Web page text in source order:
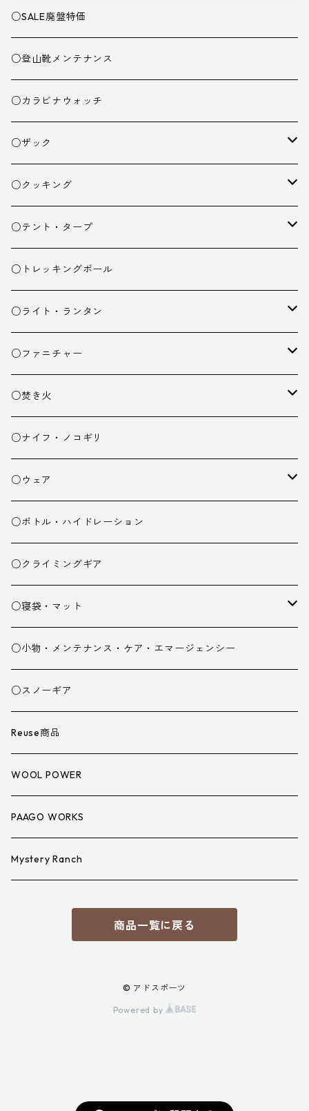
○SALE廃盤特価
○登山靴メンテナンス
○カラビナウォッチ
○ザック
ザック
スタッフバッグ
ザック小物
○クッキング
クッカー
バーナー
カトラリー
クッキング小物
○テント・タープ
テント
タープ
ペグ・ハンマー・小物
○トレッキングポール
○ライト・ランタン
ライト
ランタン
○ファニチャー
テーブル
チェア
○焚き火
焚き火台
焚き火小物
○ナイフ・ノコギリ
○ウェア
ミドルレイヤー
ベースレイヤー
パンツ
グローブ
スパッツ・ゲイター
衣類小物
アイウェア
○ボトル・ハイドレーション
○クライミングギア
○寝袋・マット
寝袋
マット
寝具小物
○小物・メンテナンス・ケア・エマージェンシー
○スノーギア
Reuse商品
WOOL POWER
PAAGO WORKS
Mystery Ranch
商品一覧に戻る
© アドスポーツ
Powered by